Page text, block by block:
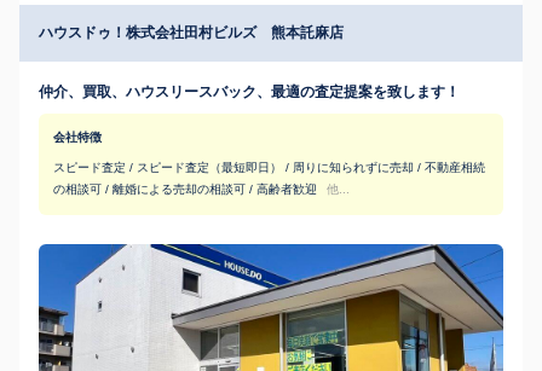
ハウスドゥ！株式会社田村ビルズ 熊本託麻店
仲介、買取、ハウスリースバック、最適の査定提案を致します！
会社特徴
スピード査定 / スピード査定（最短即日） / 周りに知られずに売却 / 不動産相続
の相談可 / 離婚による売却の相談可 / 高齢者歓迎
他...